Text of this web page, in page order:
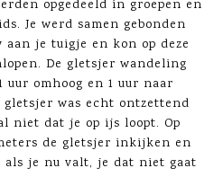
opgedeeld in groepen en
Je werd samen gebonden
je tuigje en kon op deze
De gletsjer wandeling
uur omhoog en 1 uur naar
gletsjer was echt ontzettend
niet dat je op ijs loopt. Op
de gletsjer inkijken en
als je nu valt, je dat niet gaat